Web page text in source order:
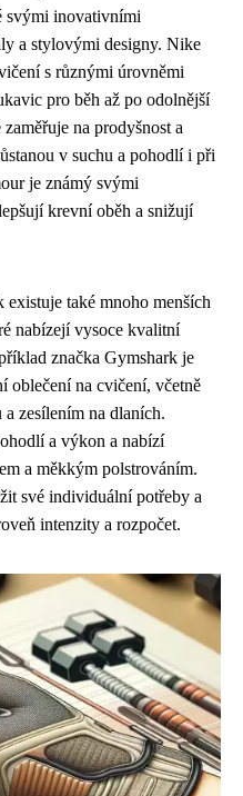
svými inovativními
a stylovými designy. Nike
s různými úrovněmi
pro běh až po odolnější
na prodyšnost a
v suchu a pohodlí i při
je známý svými
krevní oběh a snižují
také mnoho menších
nabízejí vysoce kvalitní
značka Gymshark je
oblečení na cvičení, včetně
zesílením na dlaních.
a výkon a nabízí
a měkkým polstrováním.
své individuální potřeby a
intenzity a rozpočet.